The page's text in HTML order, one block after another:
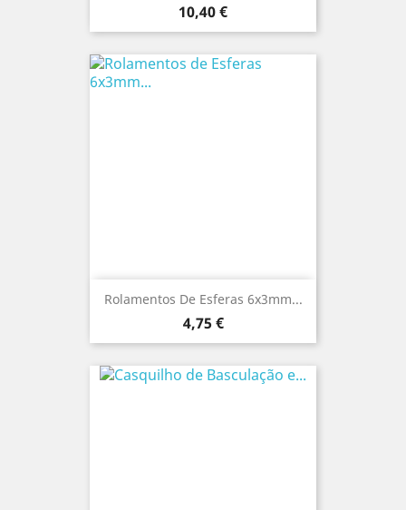
Preço
10,40 €
Rolamentos De Esferas 6x3mm...
Preço
4,75 €